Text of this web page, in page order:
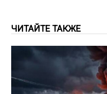
ЧИТАЙТЕ ТАКЖЕ